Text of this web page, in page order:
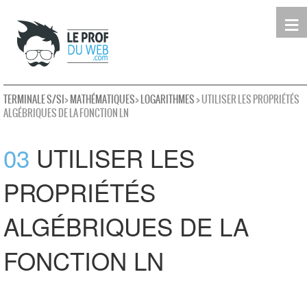
≡
leProfDuWeb
Seconde
Première
Terminale
Rechercher
TERMINALE S/SI>MATHÉMATIQUES>LOGARITHMES> UTILISER LES PROPRIÉTÉS
ALGÉBRIQUES DE LA FONCTION LN
03 UTILISER LES
PROPRIÉTÉS
ALGÉBRIQUES DE LA
FONCTION LN